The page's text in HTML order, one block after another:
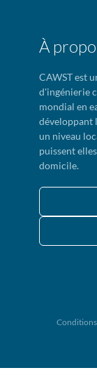
À
CAWST est
d'ingénierie
mondial en
développant
un niveau
puissent
domicile.